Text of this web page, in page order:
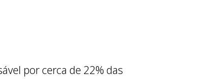
por cerca de 22% das